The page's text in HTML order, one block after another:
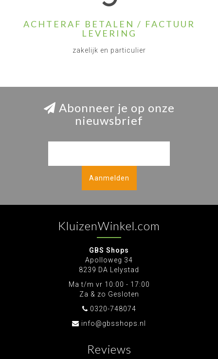
ACHTERAF BETALEN / FACTUUR
LEVERING
zakelijk en particulier
Abonneer je op onze
nieuwsbrief
Aanmelden
KluizenWinkel.com
GBS Shops
Apolloweg 34
8239 DA Lelystad
Ma t/m vr 10:00 - 17:00
Za & zo Gesloten
0320-748074
info@gbsshops.nl
Reviews